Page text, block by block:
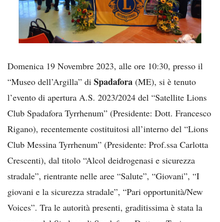
Domenica 19 Novembre 2023, alle ore 10:30, presso il
“Museo dell’Argilla” di Spadafora (ME), si è tenuto
l’evento di apertura A.S. 2023/2024 del “Satellite Lions
Club Spadafora Tyrrhenum” (Presidente: Dott. Francesco
Rigano), recentemente costituitosi all’interno del “Lions
Club Messina Tyrrhenum” (Presidente: Prof.ssa Carlotta
Crescenti), dal titolo “Alcol deidrogenasi e sicurezza
stradale”, rientrante nelle aree “Salute”, “Giovani”, “I
giovani e la sicurezza stradale”, “Pari opportunità/New
Voices”. Tra le autorità presenti, graditissima è stata la